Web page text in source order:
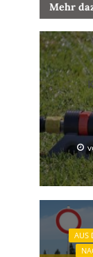
Mehr
AUS